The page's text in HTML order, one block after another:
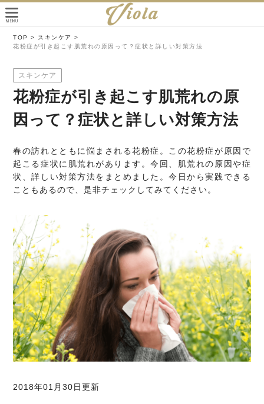
TOP >
スキンケア >
花粉症が引き起こす肌荒れの原因って？症状と詳しい対策方法
スキンケア
花粉症が引き起こす肌荒れの原
因って？症状と詳しい対策方法
春の訪れとともに悩まされる花粉症。この花粉症が原因で
起こる症状に肌荒れがあります。今回、肌荒れの原因や症
状、詳しい対策方法をまとめました。今日から実践できる
こともあるので、是非チェックしてみてください。
2018年01月30日更新